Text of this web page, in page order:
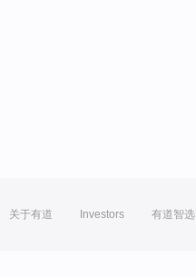
关于有道 Investors 有道智选